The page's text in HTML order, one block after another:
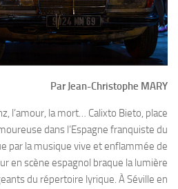
Par Jean-Christophe MARY
l’amour, la mort… Calixto Bieto, place
dans l’Espagne franquiste du
par la musique vive et enflammée de
en scène espagnol braque la lumière
du répertoire lyrique. À Séville en